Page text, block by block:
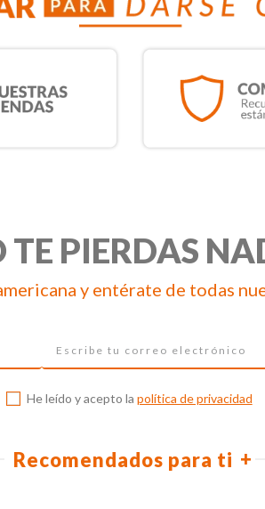
TE PIERDAS
y entérate de todas
He leído y acepto la política de privacidad
Recomendados para ti